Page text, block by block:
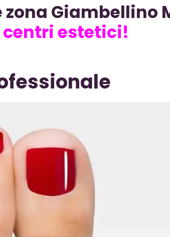
Giambellino
centri estetici!